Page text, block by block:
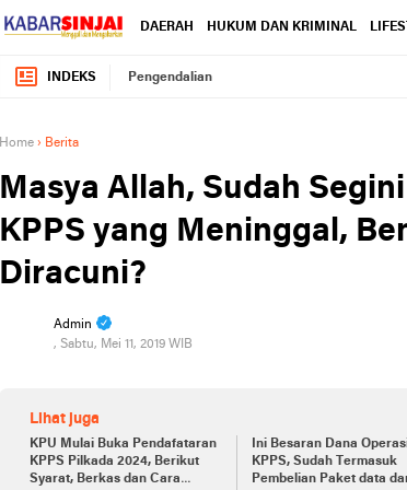
DAERAH HUKUM DAN KRIMINAL
INDEKS Pengendalian
Home › Berita
Masya Allah, Sudah
KPPS yang Meninggal,
Diracuni?
Admin
, Sabtu, Mei 11, 2019 WIB
Lihat juga
KPU Mulai Buka Pendafataran
KPPS Pilkada 2024, Berikut
Syarat, Berkas dan Cara
Ini Besaran Dana
KPPS, Sudah Termasuk
Pembelian Paket data